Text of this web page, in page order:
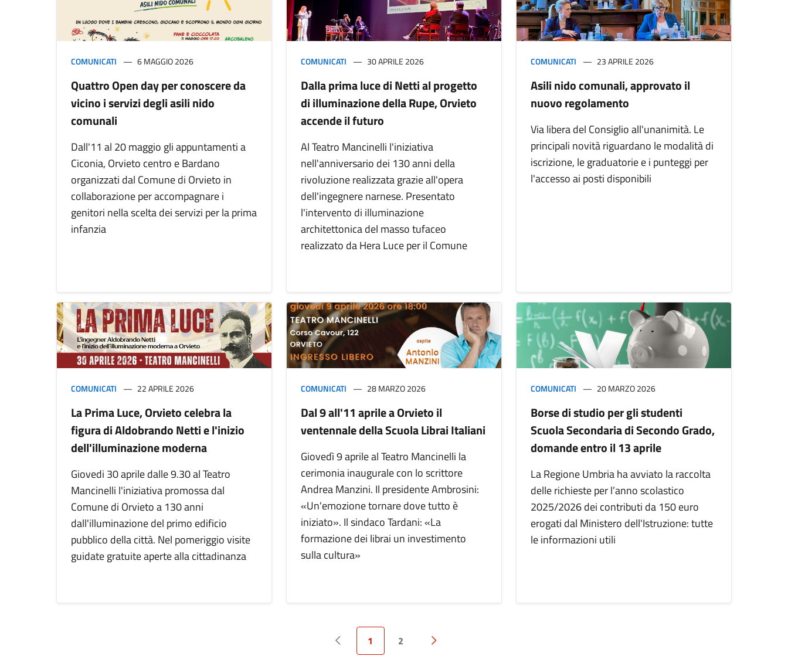
COMUNICATI 6 MAGGIO 2026
Quattro Open day per conoscere da
vicino i servizi degli asili nido
comunali
Dall'11 al 20 maggio gli appuntamenti a
Ciconia, Orvieto centro e Bardano
organizzati dal Comune di Orvieto in
collaborazione per accompagnare i
genitori nella scelta dei servizi per la prima
infanzia
COMUNICATI 30 APRILE 2026
Dalla prima luce di Netti al progetto
di illuminazione della Rupe, Orvieto
accende il futuro
Al Teatro Mancinelli l'iniziativa
nell'anniversario dei 130 anni della
rivoluzione realizzata grazie all'opera
dell'ingegnere narnese. Presentato
l'intervento di illuminazione
architettonica del masso tufaceo
realizzato da Hera Luce per il Comune
COMUNICATI 23 APRILE 2026
Asili nido comunali, approvato il
nuovo regolamento
Via libera del Consiglio all'unanimità. Le
principali novità riguardano le modalità di
iscrizione, le graduatorie e i punteggi per
l'accesso ai posti disponibili
COMUNICATI 22 APRILE 2026
La Prima Luce, Orvieto celebra la
figura di Aldobrando Netti e l'inizio
dell'illuminazione moderna
Giovedi 30 aprile dalle 9.30 al Teatro
Mancinelli l'iniziativa promossa dal
Comune di Orvieto a 130 anni
dall'illuminazione del primo edificio
pubblico della città. Nel pomeriggio visite
guidate gratuite aperte alla cittadinanza
COMUNICATI 28 MARZO 2026
Dal 9 all'11 aprile a Orvieto il
ventennale della Scuola Librai Italiani
Giovedì 9 aprile al Teatro Mancinelli la
cerimonia inaugurale con lo scrittore
Andrea Manzini. Il presidente Ambrosini:
«Un'emozione tornare dove tutto è
iniziato». Il sindaco Tardani: «La
formazione dei librai un investimento
sulla cultura»
COMUNICATI 20 MARZO 2026
Borse di studio per gli studenti
Scuola Secondaria di Secondo Grado,
domande entro il 13 aprile
La Regione Umbria ha avviato la raccolta
delle richieste per l’anno scolastico
2025/2026 dei contributi da 150 euro
erogati dal Ministero dell'Istruzione: tutte
le informazioni utili
Pagina precedente
1 2
Pagina successiva